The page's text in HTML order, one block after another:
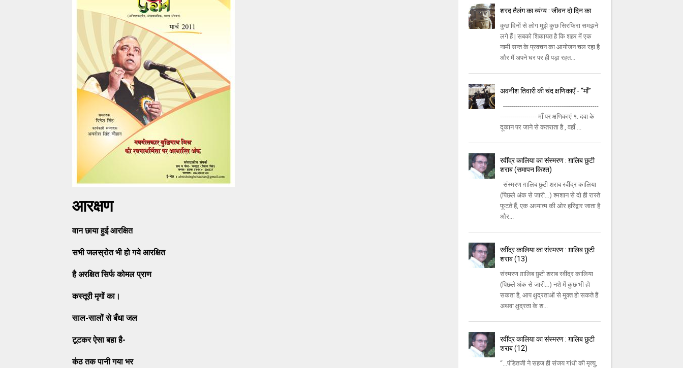
आरक्षण
वान छाया हुई आरक्षित
सभी जलस्रोत भी हो गये आरक्षित
है अरक्षित सिर्फ कोमल प्राण
कस्तूरी मृगों का।
साल-सालों से बँधा जल
टूटकर ऐसा बहा है-
कंठ तक पानी गया भर
शरद तैलंग का व्यंग्य : जीवन दो दिन का
कुछ दिनों से लोग मुझे कुछ सिरफिरा समझने
लगे हैं | सबको शिकायत है कि शहर में एक
नामी सन्त के प्रवचन का आयोजन चल रहा है
और मैं अपने घर पर ही पड़ा रहत...
अवनीश तिवारी की चंद क्षणिकाएँ - “माँ”
-----------------------------------------------
------------------ माँ पर क्षणिकाएं १. दवा के
दूकान पर जाने से कतराता है , वहाँ ...
रवींद्र कालिया का संस्मरण : ग़ालिब छुटी
शराब (समापन किश्त)
संस्मरण ग़ालिब छुटी शराब रवींद्र कालिया
(पिछले अंक से जारी…) श्‍मशान से दो ही रास्‍ते
फूटते हैं, एक अध्‍यात्‍म की ओर हरिद्वार जाता है
और...
रवींद्र कालिया का संस्मरण : ग़ालिब छुटी
शराब (13)
संस्मरण ग़ालिब छुटी शराब रवींद्र कालिया
(पिछले अंक से जारी…) नशे में कुछ भी हो
सकता है, आप क्षुद्रताओं से मुक्‍त हो सकते हैं
अथवा क्षुद्रता के श...
रवींद्र कालिया का संस्मरण : ग़ालिब छुटी
शराब (12)
“...पंडितजी ने सहज ही संजय गांधी की मृत्‍यु,